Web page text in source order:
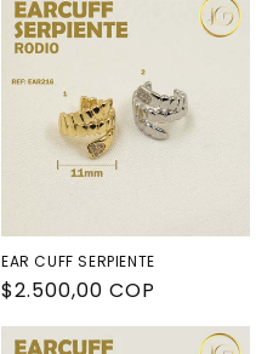
EAR CUFF SERPIENTE
Precio
habitual
$2.500,00 COP